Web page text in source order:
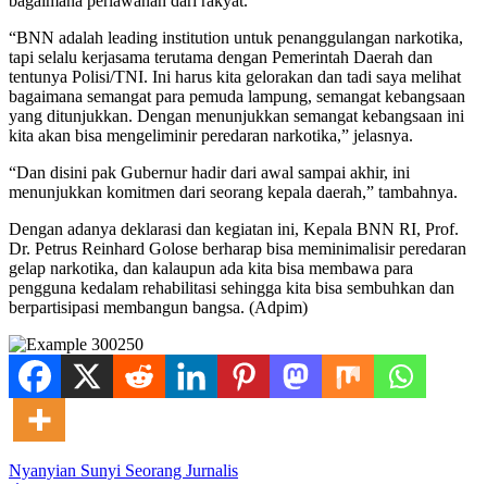
“BNN adalah leading institution untuk penanggulangan narkotika,
tapi selalu kerjasama terutama dengan Pemerintah Daerah dan
tentunya Polisi/TNI. Ini harus kita gelorakan dan tadi saya melihat
bagaimana semangat para pemuda lampung, semangat kebangsaan
yang ditunjukkan. Dengan menunjukkan semangat kebangsaan ini
kita akan bisa mengeliminir peredaran narkotika,” jelasnya.
“Dan disini pak Gubernur hadir dari awal sampai akhir, ini
menunjukkan komitmen dari seorang kepala daerah,” tambahnya.
Dengan adanya deklarasi dan kegiatan ini, Kepala BNN RI, Prof.
Dr. Petrus Reinhard Golose berharap bisa meminimalisir peredaran
gelap narkotika, dan kalaupun ada kita bisa membawa para
pengguna kedalam rehabilitasi sehingga kita bisa sembuhkan dan
berpartisipasi membangun bangsa. (Adpim)
Nyanyian Sunyi Seorang Jurnalis